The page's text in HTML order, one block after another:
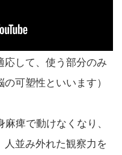
応して、使う部分のみ
可塑性といいます）
痺で動けなくなり、
人並み外れた観察力を